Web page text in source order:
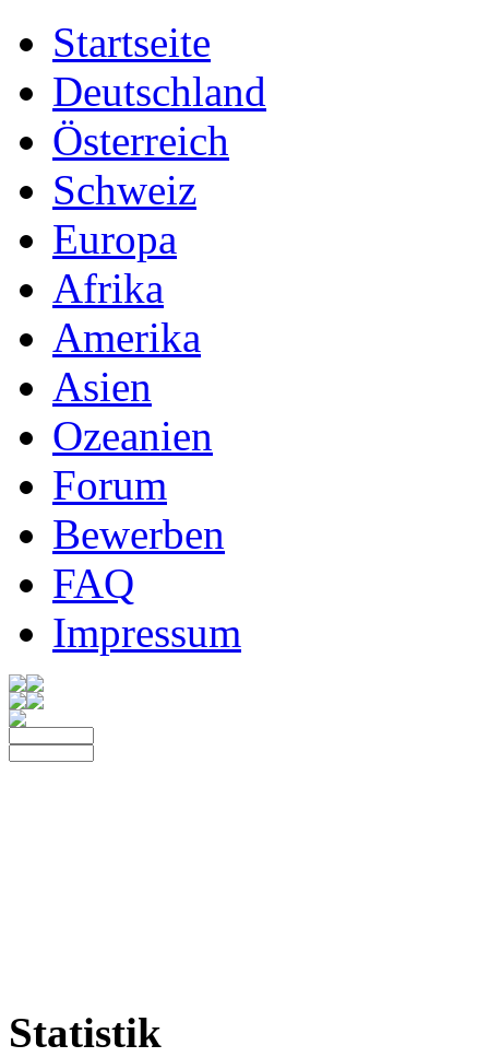
Startseite
Deutschland
Österreich
Schweiz
Europa
Afrika
Amerika
Asien
Ozeanien
Forum
Bewerben
FAQ
Impressum
Statistik